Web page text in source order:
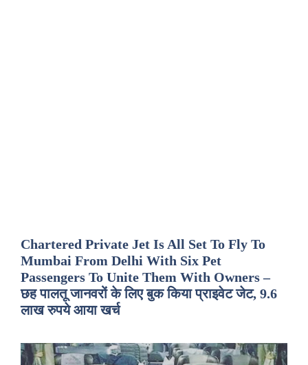
Chartered Private Jet Is All Set To Fly To
Mumbai From Delhi With Six Pet
Passengers To Unite Them With Owners –
छह पालतू जानवरों के लिए बुक किया प्राइवेट जेट, 9.6
लाख रुपये आया खर्च